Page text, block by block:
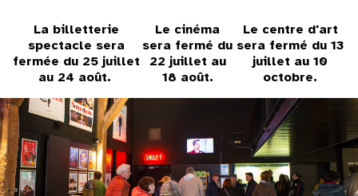
La billetterie
spectacle sera
fermée du 25 juillet
au 24 août.
Le cinéma
sera fermé du
22 juillet au
18 août.
Le centre d'art
sera fermé du 13
juillet au 10
octobre.
voir le programme cinéma